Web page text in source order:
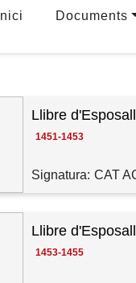
Inici Documents
Llibre
1451-1453
Signatura: CAT
Llibre
1453-1455